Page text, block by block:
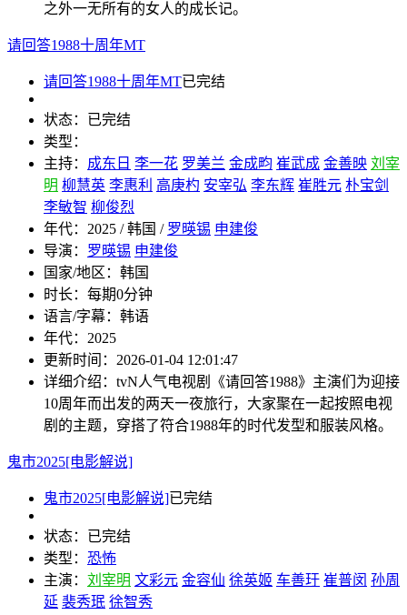
之外一无所有的女人的成长记。
请回答1988十周年MT
请回答1988十周年MT已完结
状态： 已完结
类型：
主持： 成东日 李一花 罗美兰 金成畇 崔武成 金善映 刘宰
明 柳慧英 李惠利 高庚杓 安宰弘 李东辉 崔胜元 朴宝剑
李敏智 柳俊烈
年代： 2025 / 韩国 / 罗暎锡 申建俊
导演： 罗暎锡 申建俊
国家/地区： 韩国
时长： 每期0分钟
语言/字幕： 韩语
年代： 2025
更新时间： 2026-01-04 12:01:47
详细介绍： tvN人气电视剧《请回答1988》主演们为迎接
10周年而出发的两天一夜旅行，大家聚在一起按照电视
剧的主题，穿搭了符合1988年的时代发型和服装风格。
鬼市2025[电影解说]
鬼市2025[电影解说]已完结
状态： 已完结
类型： 恐怖
主演： 刘宰明 文彩元 金容仙 徐英姬 车善玗 崔普闵 孙周
延 裴秀珉 徐智秀